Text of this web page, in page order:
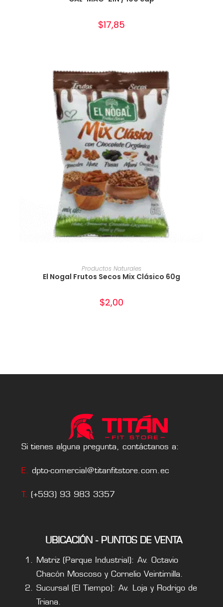
$17,85
AÑADIR AL CARRITO
Productos Naturales
El Nogal Frutos Secos Mix Clásico 60g
$2,00
Si tienes alguna pregunta, contáctanos a:
E. dpto-comercial@titanfitstore.com.ec
T. (+593) 93 983 3357
UBICACIÓN - PUNTOS DE VENTA
Matriz (Parque Industrial): Av. Octavio
Chacón Moscoso y Cornelio Veintimilla.
Sucursal (El Tiempo): Av. Loja y Rodrigo de
Triana.